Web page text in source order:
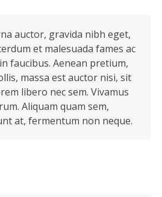
auctor, gravida nibh eget,
et malesuada fames ac
faucibus. Aenean pretium,
massa est auctor nisi, sit
libero nec sem. Vivamus
Aliquam quam sem,
at, fermentum non neque.